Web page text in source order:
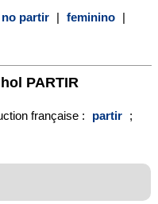
no partir | feminino |
PARTIR
française : partir ;